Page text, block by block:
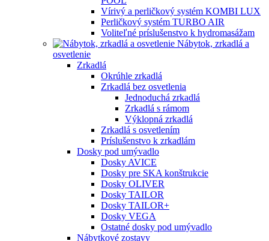
Vírivý a perličkový systém KOMBI LUX
Perličkový systém TURBO AIR
Voliteľné príslušenstvo k hydromasážam
Nábytok, zrkadlá a
osvetlenie
Zrkadlá
Okrúhle zrkadlá
Zrkadlá bez osvetlenia
Jednoduchá zrkadlá
Zrkadlá s rámom
Výklopná zrkadlá
Zrkadlá s osvetlením
Príslušenstvo k zrkadlám
Dosky pod umývadlo
Dosky AVICE
Dosky pre SKA konštrukcie
Dosky OLIVER
Dosky TAILOR
Dosky TAILOR+
Dosky VEGA
Ostatné dosky pod umývadlo
Nábytkové zostavy